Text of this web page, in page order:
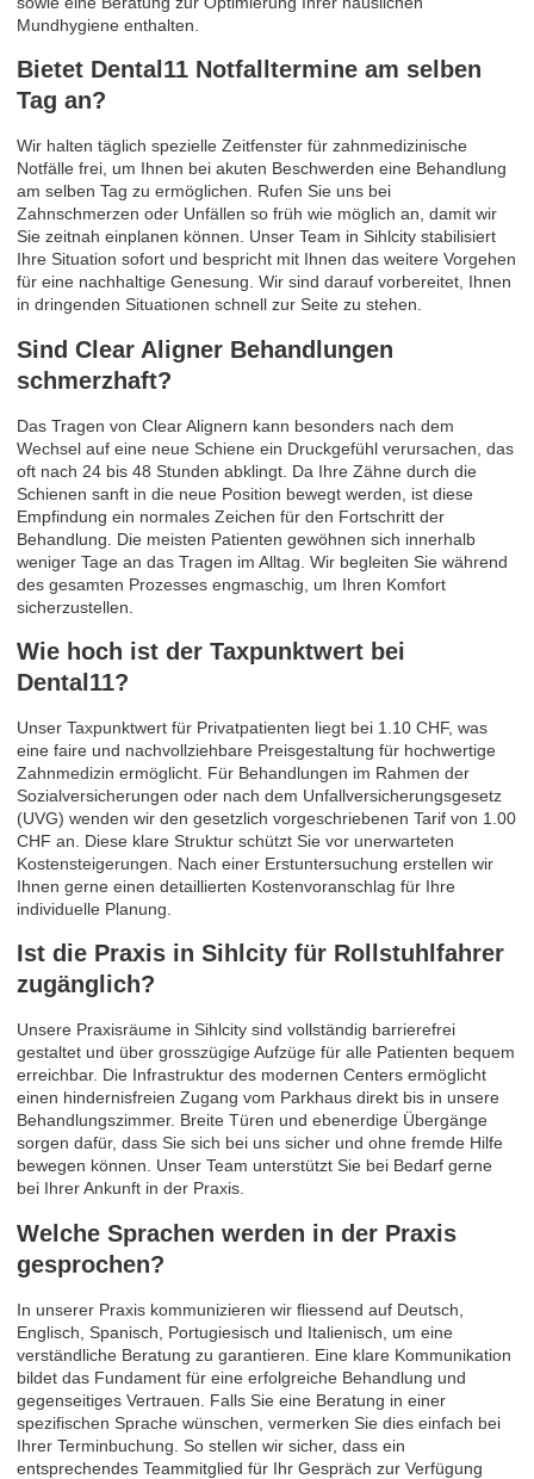
Mundhygiene enthalten.
Bietet Dental11 Notfalltermine am selben
Tag an?
Wir halten täglich spezielle Zeitfenster für zahnmedizinische
Notfälle frei, um Ihnen bei akuten Beschwerden eine Behandlung
am selben Tag zu ermöglichen. Rufen Sie uns bei
Zahnschmerzen oder Unfällen so früh wie möglich an, damit wir
Sie zeitnah einplanen können. Unser Team in Sihlcity stabilisiert
Ihre Situation sofort und bespricht mit Ihnen das weitere Vorgehen
für eine nachhaltige Genesung. Wir sind darauf vorbereitet, Ihnen
in dringenden Situationen schnell zur Seite zu stehen.
Sind Clear Aligner Behandlungen
schmerzhaft?
Das Tragen von Clear Alignern kann besonders nach dem
Wechsel auf eine neue Schiene ein Druckgefühl verursachen, das
oft nach 24 bis 48 Stunden abklingt. Da Ihre Zähne durch die
Schienen sanft in die neue Position bewegt werden, ist diese
Empfindung ein normales Zeichen für den Fortschritt der
Behandlung. Die meisten Patienten gewöhnen sich innerhalb
weniger Tage an das Tragen im Alltag. Wir begleiten Sie während
des gesamten Prozesses engmaschig, um Ihren Komfort
sicherzustellen.
Wie hoch ist der Taxpunktwert bei
Dental11?
Unser Taxpunktwert für Privatpatienten liegt bei 1.10 CHF, was
eine faire und nachvollziehbare Preisgestaltung für hochwertige
Zahnmedizin ermöglicht. Für Behandlungen im Rahmen der
Sozialversicherungen oder nach dem Unfallversicherungsgesetz
(UVG) wenden wir den gesetzlich vorgeschriebenen Tarif von 1.00
CHF an. Diese klare Struktur schützt Sie vor unerwarteten
Kostensteigerungen. Nach einer Erstuntersuchung erstellen wir
Ihnen gerne einen detaillierten Kostenvoranschlag für Ihre
individuelle Planung.
Ist die Praxis in Sihlcity für Rollstuhlfahrer
zugänglich?
Unsere Praxisräume in Sihlcity sind vollständig barrierefrei
gestaltet und über grosszügige Aufzüge für alle Patienten bequem
erreichbar. Die Infrastruktur des modernen Centers ermöglicht
einen hindernisfreien Zugang vom Parkhaus direkt bis in unsere
Behandlungszimmer. Breite Türen und ebenerdige Übergänge
sorgen dafür, dass Sie sich bei uns sicher und ohne fremde Hilfe
bewegen können. Unser Team unterstützt Sie bei Bedarf gerne
bei Ihrer Ankunft in der Praxis.
Welche Sprachen werden in der Praxis
gesprochen?
In unserer Praxis kommunizieren wir fliessend auf Deutsch,
Englisch, Spanisch, Portugiesisch und Italienisch, um eine
verständliche Beratung zu garantieren. Eine klare Kommunikation
bildet das Fundament für eine erfolgreiche Behandlung und
gegenseitiges Vertrauen. Falls Sie eine Beratung in einer
spezifischen Sprache wünschen, vermerken Sie dies einfach bei
Ihrer Terminbuchung. So stellen wir sicher, dass ein
entsprechendes Teammitglied für Ihr Gespräch zur Verfügung